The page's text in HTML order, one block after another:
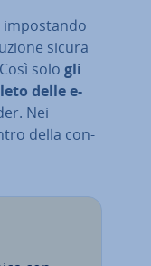
im­po­stan­do
sicura
solo gli
delle e-
Nei
della con­